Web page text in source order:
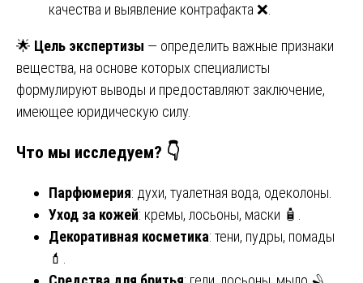
качества и выявление контрафакта ❌.
🌟 Цель экспертизы — определить важные признаки
вещества, на основе которых специалисты
формулируют выводы и предоставляют заключение,
имеющее юридическую силу.
Что мы исследуем? 👇
Парфюмерия: духи, туалетная вода, одеколоны.
Уход за кожей: кремы, лосьоны, маски 🧴.
Декоративная косметика: тени, пудры, помады
💄.